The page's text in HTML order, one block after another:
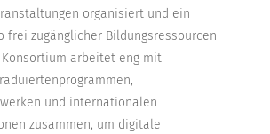
organisiert und ein
frei zugänglicher Bildungsressourcen
arbeitet eng mit
und internationalen
zusammen, um digitale